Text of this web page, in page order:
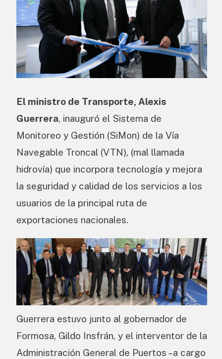
El ministro de Transporte, Alexis
Guerrera, inauguró el Sistema de
Monitoreo y Gestión (SiMon) de la Vía
Navegable Troncal (VTN), (mal llamada
hidrovía) que incorpora tecnología y mejora
la seguridad y calidad de los servicios a los
usuarios de la principal ruta de
exportaciones nacionales.
Guerrera estuvo junto al gobernador de
Formosa, Gildo Insfrán, y el interventor de la
Administración General de Puertos –a cargo